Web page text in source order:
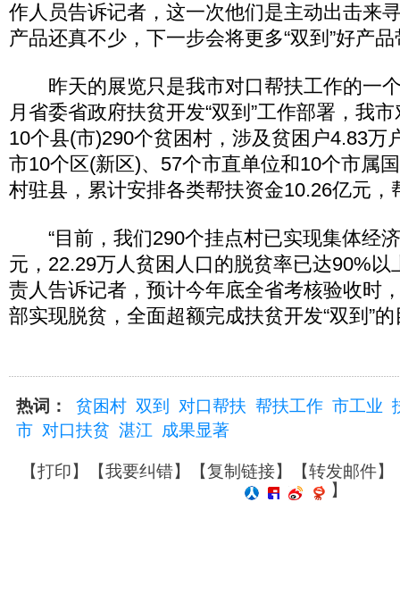
作人员告诉记者，这一次他们是主动出击来
产品还真不少，下一步会将更多“双到”好产
昨天的展览只是我市对口帮扶工作的一个
月省委省政府扶贫开发“双到”工作部署，我
10个县(市)290个贫困村，涉及贫困户4.83万
市10个区(新区)、57个市直单位和10个市属
村驻县，累计安排各类帮扶资金10.26亿元，
“目前，我们290个挂点村已实现集体经
元，22.29万人贫困人口的脱贫率已达90%以
责人告诉记者，预计今年底全省考核验收时
部实现脱贫，全面超额完成扶贫开发“双到”
热词： 贫困村 双到 对口帮扶 帮扶工作 市工业
市 对口扶贫 湛江 成果显著
【打印】【我要纠错】【复制链接】【转发邮件】
】